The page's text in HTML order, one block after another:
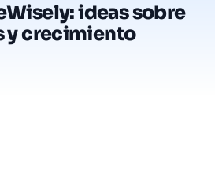
ideas sobre
y crecimiento